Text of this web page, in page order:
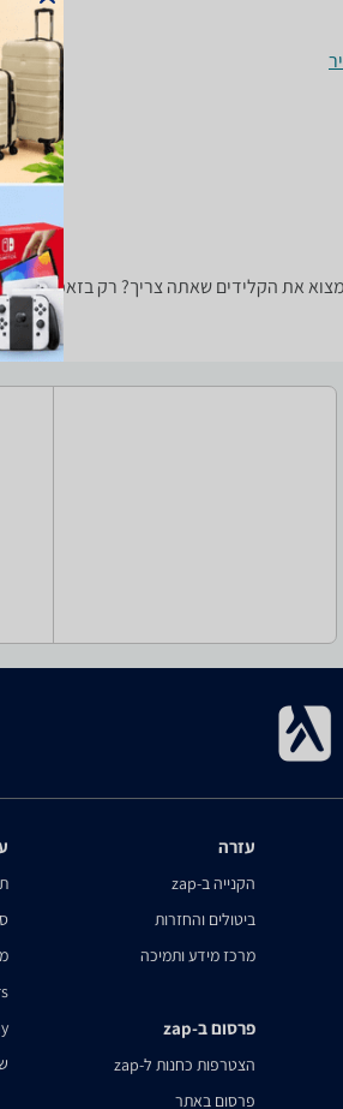
עזרה
הקנייה ב-zap
ביטולים והחזרות
מרכז מידע ותמיכה
פרסום ב-zap
הצטרפות כחנות ל-zap
פרסום באתר